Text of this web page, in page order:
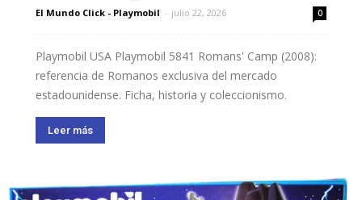
El Mundo Click - Playmobil - julio 22, 2026 0
Playmobil USA Playmobil 5841 Romans' Camp (2008):
referencia de Romanos exclusiva del mercado
estadounidense. Ficha, historia y coleccionismo.
Leer más